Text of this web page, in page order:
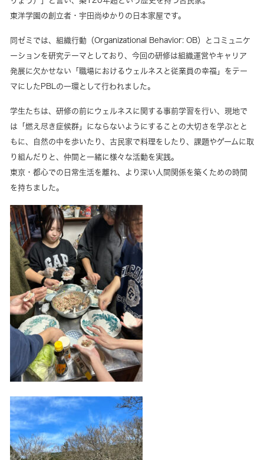
東洋学園の創立者・宇田尚ゆかりの日本家屋です。
同ゼミでは、組織行動（Organizational Behavior: OB）とコミュニケ
ーションを研究テーマとしており、今回の研修は組織運営やキャリア
発展に欠かせない「職場におけるウェルネスと従業員の幸福」をテー
マにしたPBLの一環として行われました。
学生たちは、研修の前にウェルネスに関する事前学習を行い、現地で
は「燃え尽き症候群」にならないようにすることの大切さを学ぶとと
もに、自然の中を歩いたり、古民家で料理をしたり、課題やゲームに取
り組んだりと、仲間と一緒に様々な活動を実践。
東京・都心での日常生活を離れ、より深い人間関係を築くための時間
を持ちました。